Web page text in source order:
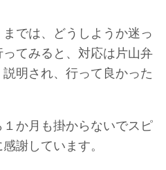
では、どうしようか迷っ
てみると、対応は片山弁
明され、行って良かった
か月も掛からないでスピ
謝しています。